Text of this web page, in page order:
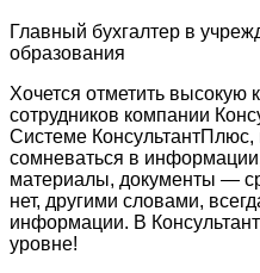
Главный бухгалтер в
образования
Хочется отметить высокую
сотрудников компании
Системе КонсультантПлюс,
сомневаться в
материалы, документы —
нет, другими словами,
информации. В
уровне!